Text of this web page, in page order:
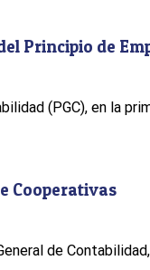
Principio de
(PGC), en la
Cooperativas
de